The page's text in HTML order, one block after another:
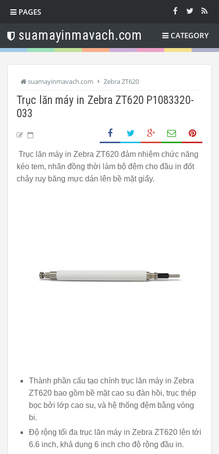
PAGES
suamayinmavach.com CATEGORY
suamayinmavach.com Zebra ZT620
Trục lăn máy in Zebra ZT620 P1083320-
033
Trục lăn máy in Zebra ZT620 đảm nhiệm chức năng
kéo tem, nhãn đồng thời làm bộ đệm cho đầu in đốt
chảy ruy băng mực dán lên bề mặt giấy.
Thành phần cấu tạo chính trục lăn máy in Zebra
ZT620 bao gồm bề mặt cao su đàn hồi, trục thép
bọc bởi lớp cao su, và hệ thống đệm bằng vòng
bi.
Độ rộng tối đa trục lăn máy in Zebra ZT620 lên tới
6.6 inch, khả dụng 6 inch cho độ rộng đầu in.